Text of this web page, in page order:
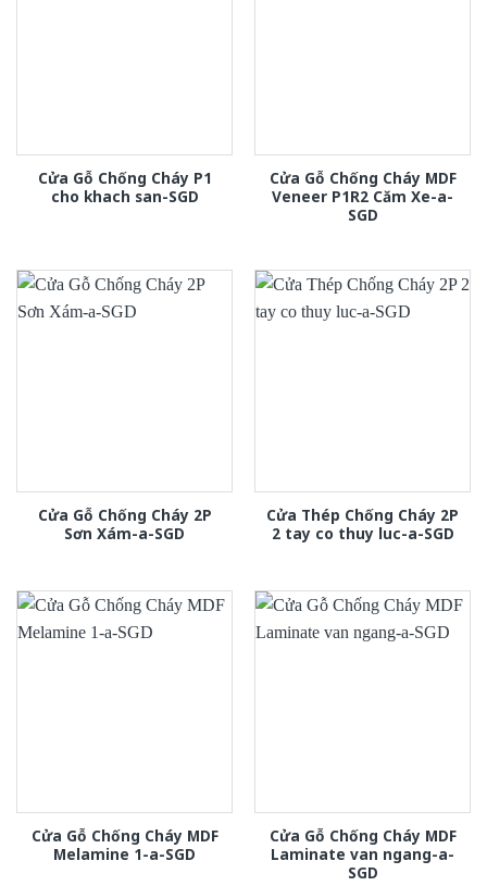
Cửa Gỗ Chống Cháy P1
cho khach san-SGD
Cửa Gỗ Chống Cháy MDF
Veneer P1R2 Căm Xe-a-
SGD
Cửa Gỗ Chống Cháy 2P
Sơn Xám-a-SGD
Cửa Thép Chống Cháy 2P
2 tay co thuy luc-a-SGD
Cửa Gỗ Chống Cháy MDF
Melamine 1-a-SGD
Cửa Gỗ Chống Cháy MDF
Laminate van ngang-a-
SGD